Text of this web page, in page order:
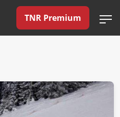
TNR Premium